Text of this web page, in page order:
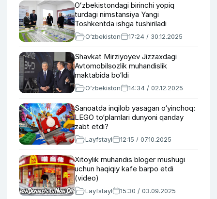
Oʻzbekistondagi birinchi yopiq
turdagi nimstansiya Yangi
Toshkentda ishga tushiriladi
O‘zbekiston 17:24 / 30.12.2025
Shavkat Mirziyoyev Jizzaxdagi
Avtomobilsozlik muhandislik
maktabida bo‘ldi
O‘zbekiston 14:34 / 02.12.2025
Sanoatda inqilob yasagan o‘yinchoq:
LEGO to‘plamlari dunyoni qanday
zabt etdi?
Layfstayl 12:15 / 07.10.2025
Xitoylik muhandis bloger mushugi
uchun haqiqiy kafe barpo etdi
(video)
Layfstayl 15:30 / 03.09.2025